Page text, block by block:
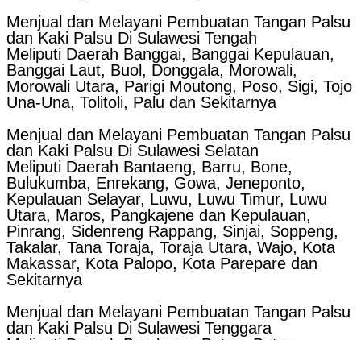
Menjual dan Melayani Pembuatan Tangan Palsu
dan Kaki Palsu Di Sulawesi Tengah
Meliputi Daerah Banggai, Banggai Kepulauan,
Banggai Laut, Buol, Donggala, Morowali,
Morowali Utara, Parigi Moutong, Poso, Sigi, Tojo
Una-Una, Tolitoli, Palu dan Sekitarnya
Menjual dan Melayani Pembuatan Tangan Palsu
dan Kaki Palsu Di Sulawesi Selatan
Meliputi Daerah Bantaeng, Barru, Bone,
Bulukumba, Enrekang, Gowa, Jeneponto,
Kepulauan Selayar, Luwu, Luwu Timur, Luwu
Utara, Maros, Pangkajene dan Kepulauan,
Pinrang, Sidenreng Rappang, Sinjai, Soppeng,
Takalar, Tana Toraja, Toraja Utara, Wajo, Kota
Makassar, Kota Palopo, Kota Parepare dan
Sekitarnya
Menjual dan Melayani Pembuatan Tangan Palsu
dan Kaki Palsu Di Sulawesi Tenggara